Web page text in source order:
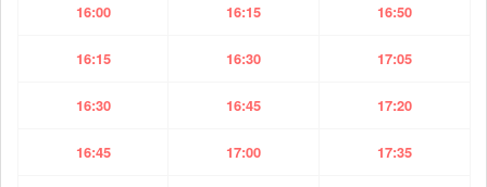
16:00 16:15 16:50
16:15 16:30 17:05
16:30 16:45 17:20
16:45 17:00 17:35